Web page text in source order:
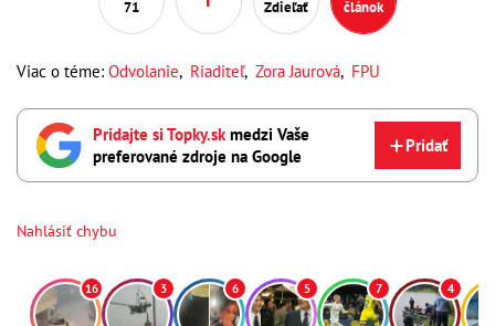
71 Zdieľať
článok
Viac o téme: Odvolanie, Riaditeľ, Zora Jaurová, FPU
Pridajte si Topky.skmedzi Vaše
preferované zdroje na Google
Pridať
Nahlásiť chybu
16 3 6 5 7 4